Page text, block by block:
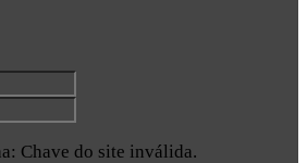
Chave do site inválida.